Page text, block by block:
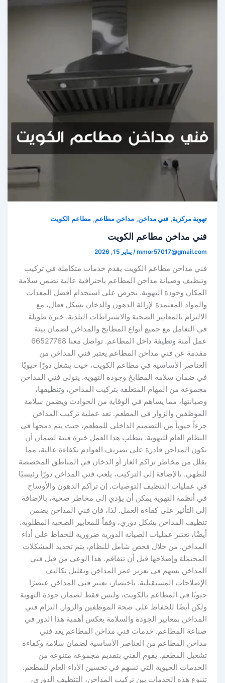
مركزية,فني مداخن ,مداخن مطاعم,مطاعم الكويت
مداخن مطاعم الكويت
/يناير 15, 2026
مداخن مطاعم الكويت يقدم خدمات متكاملة في تركيب
وصيانة مداخن المطاعم باحترافية عالية تضمن سلامة
وجودة التهوية. نحرص على استخدام أفضل المعدات
المعتمدة لإزالة الدهون والدخان بشكل فعال، مع
بالمعايير الصحية والاشتراطات البلدية. خبرة طويلة
التعامل مع جميع أنواع المطابخ والمداخن لضمان بيئة
عمل آمنة ونظيفة داخل المطاعم. تواصل معنا 66527768
عن فني مداخن المطاعم يعتبر فني المداخن من
الأساسية في مطاعم الكويت، حيث يشغل دورًا حيويًا
ضمان سلامة المطابخ وجودة التهوية. يتولى فني المداخن
من المهام المتعلقة بتركيب المداخن، وتنظيفها،
مما يساهم في الوقاية من الحوادث ويضمن سلامة
والزوار في المطعم. تعد عملية تركيب المداخن
حيوياً من التصميم الداخلي للمطعم، حيث يتم دمجها في
العام للتهوية. يتطلب هذا العمل خبرة فنية لضمان أن
المداخن قادرة على تصريف العوادم بكفاءة عالية، مما
من مخاطر تراكم الغاز أو الدخان في المناطق المخصصة
بالإضافة إلى التركيب، يلعب فني المداخن دورًا رئيسيًا
عمليات التنظيف التوصيات. إن تراكم الدهون والأوساخ
أنظمة التهوية يمكن أن يؤدي إلى مخاطر صحية، بالإضافة
التأثير على كفاءة العمل. لذا، فإن فني المداخن يضمن
المداخن بشكل دوري، وفقاً للمعايير الصحية المطلوبة.
تعتبر عمليات الصيانة الدورية ضرورية للحفاظ على أداء
من خلال فحص شامل للنظام، يتم تحديد المشكلات
وإصلاحها قبل أن تتفاقم. هذا الوعي من قبل فني
يسهم في تعزيز عمر المداخن وتقليل تكاليف
المستقبلية. باختصار، يعتبر فني المداخن عنصرًا
في المطاعم بالكويت، وليس فقط لضمان جودة التهوية
أيضًا للحفاظ على صحة الموظفين والزوار. التزام فني
بمعايير الجودة والسلامة يعكس أهمية هذا الدور في
المطاعم. خدمات فني مداخن المطاعم يعد فني
المطاعم من العناصر الأساسية لضمان سلامة وكفاءة
المطعم. يقوم الفني بتقديم مجموعة متنوعة من
الحيوية التي تسهم في تحسين الأداء العام للمطعم.
هذه الخدمات بين تركيب المداخن، التنظيف الدوري،